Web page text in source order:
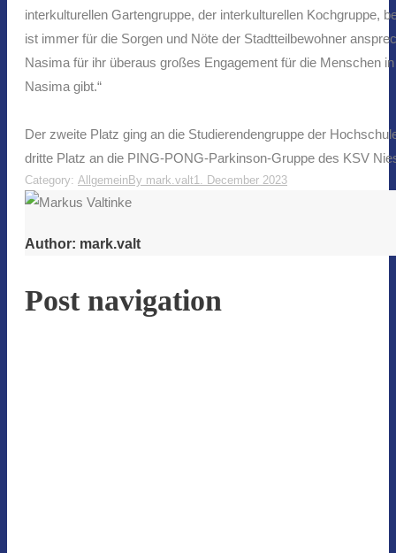
interkulturellen Gartengruppe, der interkulturellen Kochgruppe,
ist immer für die Sorgen und Nöte der Stadtteilbewohner
Nasima für ihr überaus großes Engagement für die Menschen
Nasima gibt.“
Der zweite Platz ging an die Studierendengruppe der
dritte Platz an die PING-PONG-Parkinson-Gruppe des KSV
Category: AllgemeinBy mark.valt1. December 2023
Author: mark.valt
Post navigation